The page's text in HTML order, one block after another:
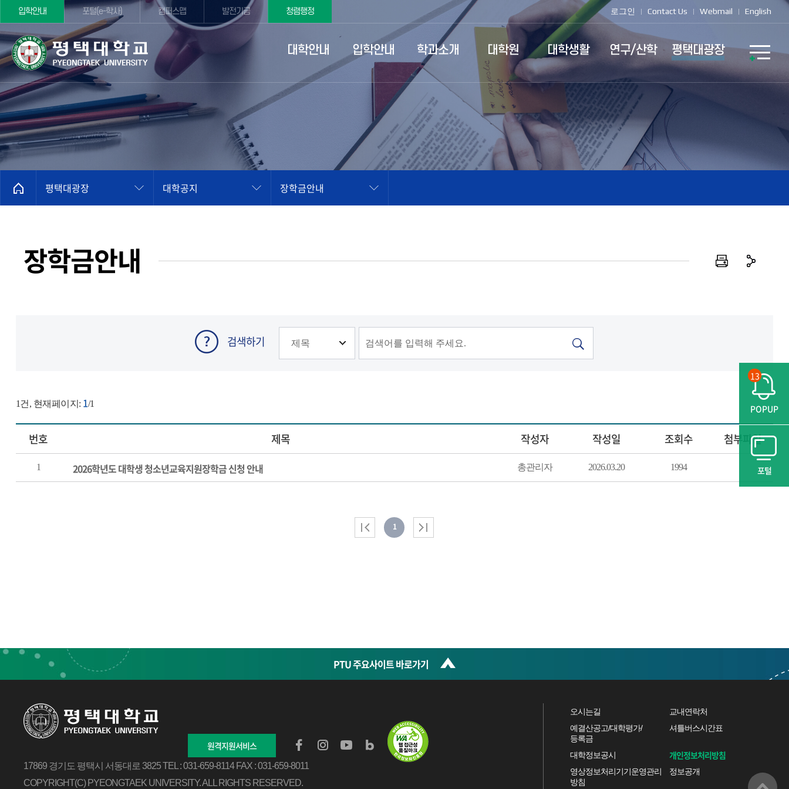
POPUP
13
포털
입학안내 포털(e-학사) 캠퍼스맵 발전기금 청렴행정 로그인 Contact Us Webmail English
대학안내 입학안내 학과소개 대학원 대학생활 연구/산학 평택대광장
평택대광장 대학공지 장학금안내
장학금안내
검색하기
1건, 현재페이지: 1/1
번호 제목 작성자 작성일 조회수 첨부파일
1 2026학년도 대학생 청소년교육지원장학금 신청 안내 총관리자 2026.03.20 1994
1
PTU 주요사이트 바로가기
오시는길
교내연락처
예결산공고/대학평가/
등록금
셔틀버스시간표
대학정보공시 개인정보처리방침
영상정보처리기기운영관리
방침
정보공개
17869 경기도 평택시 서동대로 3825TEL : 031-659-8114 FAX : 031-659-8011
COPYRIGHT(C) PYEONGTAEK UNIVERSITY.ALL RIGHTS RESERVED.
원격지원서비스